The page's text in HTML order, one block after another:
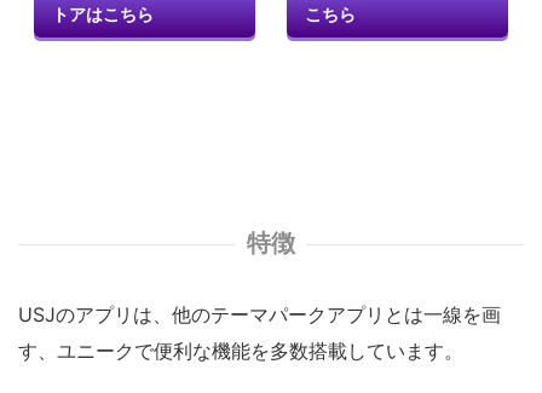
トアはこちら こちら
特徴
USJのアプリは、他のテーマパークアプリとは一線を画
す、ユニークで便利な機能を多数搭載しています。